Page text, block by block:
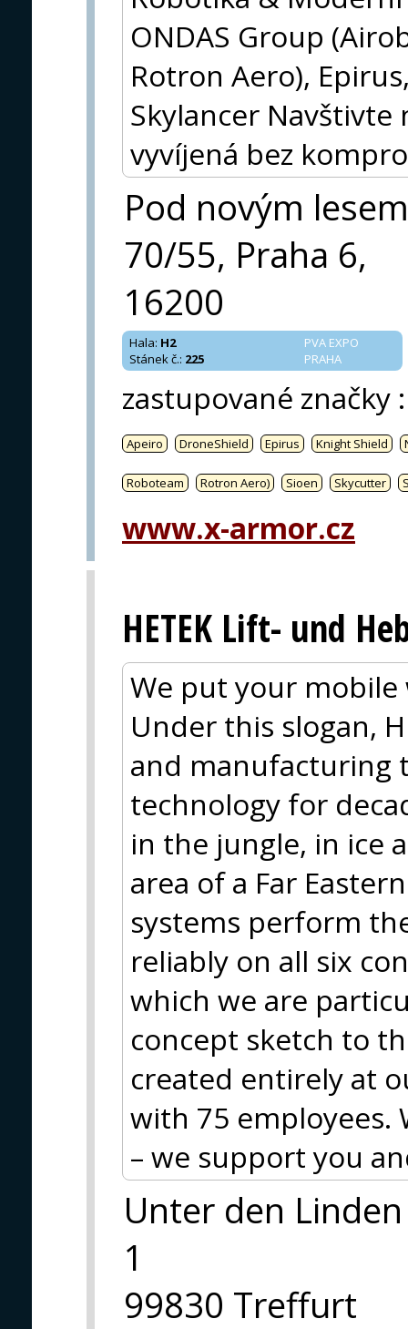
ONDAS Group
Rotron Aero),
Skylancer Navštivte
vyvíjená bez
Pod novým lesem
70/55, Praha 6,
16200
PVA EXPO
PRAHA
Hala: H2
Stánek č.: 225
zastupované značky :
Apeiro DroneShield Epirus Knight Shield
Roboteam Rotron Aero) Sioen Skycutter
www.x-armor.cz
HETEK Lift- und
We put your
Under this slogan,
and manufacturing
technology for
in the jungle, in ice
area of a Far
systems perform
reliably on all six
which we are
concept sketch to
created entirely at
with 75 employees.
– we support you
Unter den Linden
1
99830 Treffurt